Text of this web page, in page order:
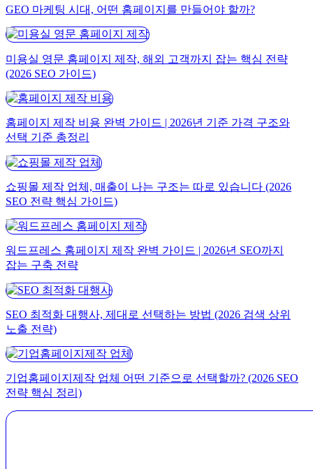
GEO 마케팅 시대, 어떤 홈페이지를 만들어야 할까?
미용실 영문 홈페이지 제작, 해외 고객까지 잡는 핵심 전략
(2026 SEO 가이드)
홈페이지 제작 비용 완벽 가이드 | 2026년 기준 가격 구조와
선택 기준 총정리
쇼핑몰 제작 업체, 매출이 나는 구조는 따로 있습니다 (2026
SEO 전략 핵심 가이드)
워드프레스 홈페이지 제작 완벽 가이드 | 2026년 SEO까지
잡는 구축 전략
SEO 최적화 대행사, 제대로 선택하는 방법 (2026 검색 상위
노출 전략)
기업홈페이지제작 업체 어떤 기준으로 선택할까? (2026 SEO
전략 핵심 정리)